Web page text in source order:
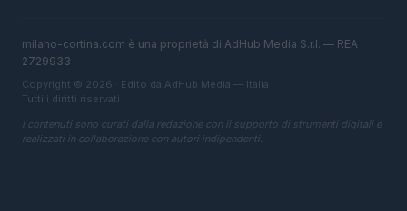
milano-cortina.com è una proprietà di AdHub Media S.r.l. — REA
2729933
Copyright © 2026 · Edito da AdHub Media — Italia
Tutti i diritti riservati
I contenuti sono curati dalla redazione con il supporto di strumenti digitali e
realizzati in collaborazione con autori indipendenti.